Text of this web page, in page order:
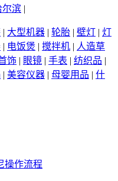
尔滨 |
| 大型机器 | 轮胎 | 壁灯 | 灯
| 电饭煲 | 搅拌机 | 人造草
饰 | 眼镜 | 手表 | 纺织品 |
| 美容仪器 | 母婴用品 | 什
操作流程